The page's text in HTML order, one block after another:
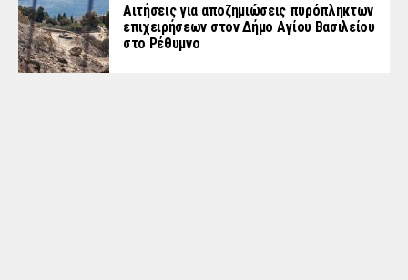
Αιτήσεις για αποζημιώσεις πυρόπληκτων
επιχειρήσεων στον Δήμο Αγίου Βασιλείου
στο Ρέθυμνο